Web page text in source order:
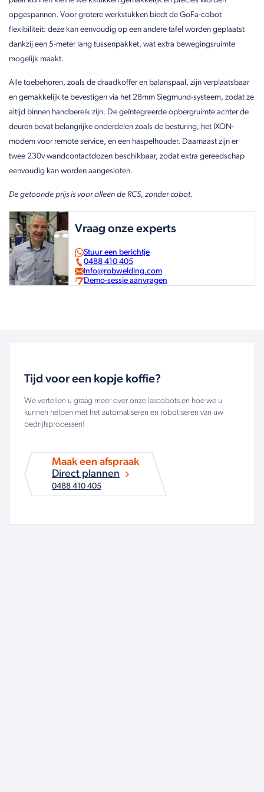
opgespannen. Voor grotere werkstukken biedt de GoFa-cobot
flexibiliteit: deze kan eenvoudig op een andere tafel worden geplaatst
dankzij een 5-meter lang tussenpakket, wat extra bewegingsruimte
mogelijk maakt.
Alle toebehoren, zoals de draadkoffer en balanspaal, zijn verplaatsbaar
en gemakkelijk te bevestigen via het 28mm Siegmund-systeem, zodat ze
altijd binnen handbereik zijn. De geïntegreerde opbergruimte achter de
deuren bevat belangrijke onderdelen zoals de besturing, het IXON-
modem voor remote service, en een haspelhouder. Daarnaast zijn er
twee 230v wandcontactdozen beschikbaar, zodat extra gereedschap
eenvoudig kan worden aangesloten.
De getoonde prijs is voor alleen de RCS, zonder cobot.
Vraag onze experts
Stuur een berichtje
0488 410 405
Info@robwelding.com
Demo-sessie aanvragen
Tijd voor een kopje koffie?
We vertellen u graag meer over onze lascobots en hoe we u
kunnen helpen met het automatiseren en robotiseren van uw
bedrijfsprocessen!
Maak een afspraak
Direct plannen
0488 410 405